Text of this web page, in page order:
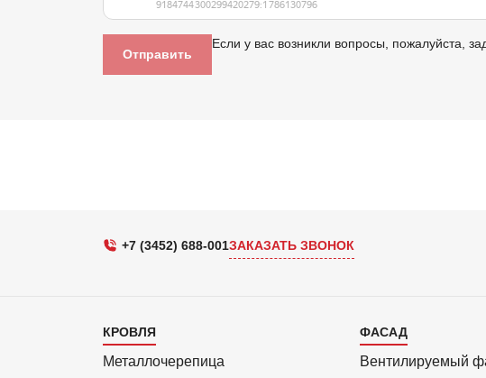
Если у вас возникли вопросы, пожалуйста,
+7 (3452) 688-001ЗАКАЗАТЬ ЗВОНОК
Каталог
1
КРОВЛЯ
Металлочерепица
Каталог
2
ФАСАД
Вентилиру­емый